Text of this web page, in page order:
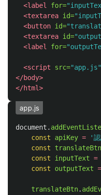
<label
for=
<textarea id=
<button id=
<textarea id=
<label
for=
<script src="app.js"
</body>
</html>
app.js
document .
const
apiKey = '
const
translateBtn
const
inputText =
const
outputText =
translateBtn.